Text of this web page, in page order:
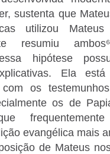
sustenta que
utilizou
resumiu
hipótese
Ela
com os
os de
evangélica mais
de Mateus